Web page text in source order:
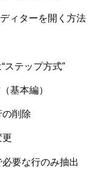
ィターを開く方法
ステップ方式”
基本編）
削除
更
要な行のみ抽出